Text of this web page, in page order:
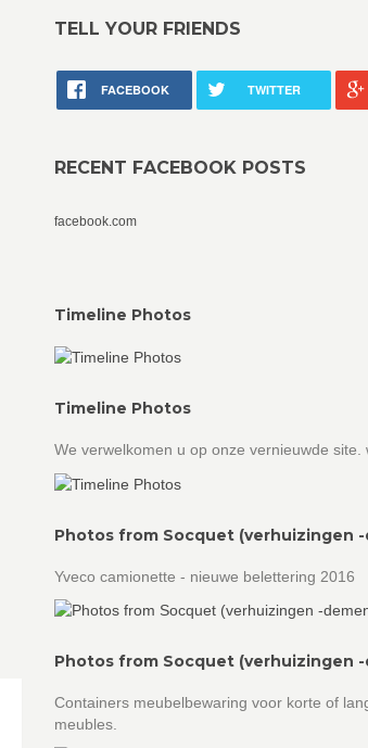
TELL YOUR FRIENDS
FACEBOOK TWITTER
RECENT FACEBOOK POSTS
facebook.com
Timeline Photos
Timeline Photos
We verwelkomen u op onze vernieuwde site.
Photos from Socquet (verhuizingen
Yveco camionette - nieuwe belettering 2016
Photos from Socquet (verhuizingen
Containers meubelbewaring voor korte of
meubles.